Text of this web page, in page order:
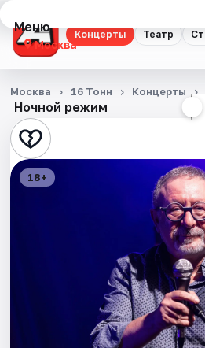
Концерты Театр
Меню
Москва
Концерты
Театр
Стендап
Ночной режим
Москва 16 Тонн Концерты
18+